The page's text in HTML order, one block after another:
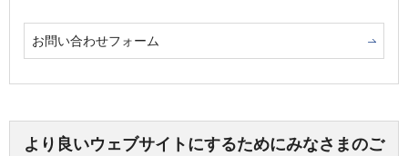
お問い合わせフォーム
より良いウェブサイトにするためにみなさまのご